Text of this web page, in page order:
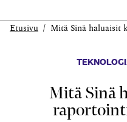
Etusivu Mitä Sinä haluaisit
Mitä Sinä